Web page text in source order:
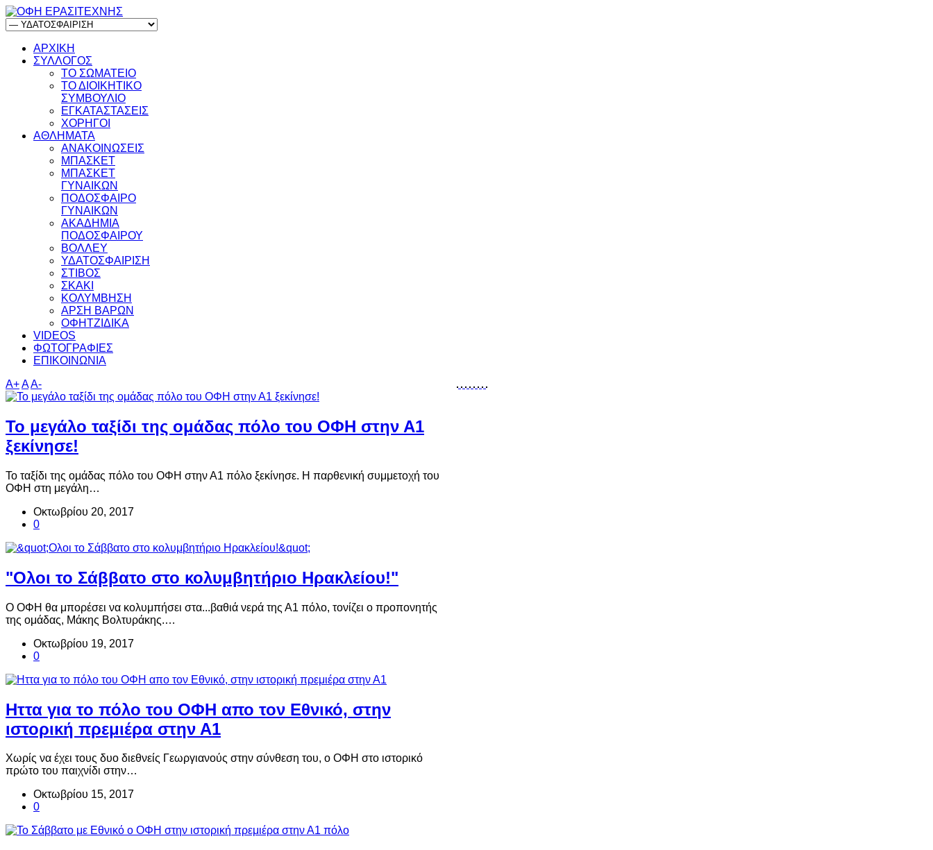
ΑΡΧΙΚΗ
ΣΥΛΛΟΓΟΣ
ΤΟ ΣΩΜΑΤΕΙΟ
ΤΟ ΔΙΟΙΚΗΤΙΚΟ
ΣΥΜΒΟΥΛΙΟ
ΕΓΚΑΤΑΣΤΑΣΕΙΣ
ΧΟΡΗΓΟΙ
ΑΘΛΗΜΑΤΑ
ΑΝΑΚΟΙΝΩΣΕΙΣ
ΜΠΑΣΚΕΤ
ΜΠΑΣΚΕΤ
ΓΥΝΑΙΚΩΝ
ΠΟΔΟΣΦΑΙΡΟ
ΓΥΝΑΙΚΩΝ
ΑΚΑΔΗΜΙΑ
ΠΟΔΟΣΦΑΙΡΟΥ
ΒΟΛΛΕΥ
ΥΔΑΤΟΣΦΑΙΡΙΣΗ
ΣΤΙΒΟΣ
ΣΚΑΚΙ
ΚΟΛΥΜΒΗΣΗ
ΑΡΣΗ ΒΑΡΩΝ
ΟΦΗΤΖΙΔΙΚΑ
VIDEOS
ΦΩΤΟΓΡΑΦΙΕΣ
ΕΠΙΚΟΙΝΩΝΙΑ
A+AA-
Το μεγάλο ταξίδι της ομάδας πόλο του ΟΦΗ στην Α1
ξεκίνησε!
Το ταξίδι της ομάδας πόλο του ΟΦΗ στην Α1 πόλο ξεκίνησε. Η παρθενική συμμετοχή του
ΟΦΗ στη μεγάλη…
Οκτωβρίου 20, 2017
0
"Ολοι το Σάββατο στο κολυμβητήριο Ηρακλείου!"
Ο ΟΦΗ θα μπορέσει να κολυμπήσει στα...βαθιά νερά της Α1 πόλο, τονίζει ο προπονητής
της ομάδας, Μάκης Βολτυράκης.…
Οκτωβρίου 19, 2017
0
Ηττα για το πόλο του ΟΦΗ απο τον Εθνικό, στην
ιστορική πρεμιέρα στην Α1
Χωρίς να έχει τους δυο διεθνείς Γεωργιανούς στην σύνθεση του, ο ΟΦΗ στο ιστορικό
πρώτο του παιχνίδι στην…
Οκτωβρίου 15, 2017
0